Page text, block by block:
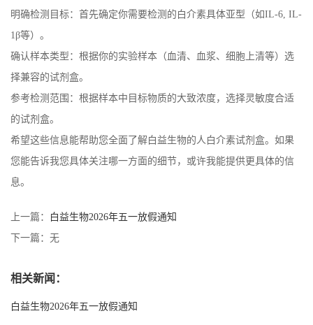
明确检测目标：首先确定你需要检测的白介素具体亚型（如IL-6, IL-
1β等）。
确认样本类型：根据你的实验样本（血清、血浆、细胞上清等）选
择兼容的试剂盒。
参考检测范围：根据样本中目标物质的大致浓度，选择灵敏度合适
的试剂盒。
希望这些信息能帮助您全面了解白益生物的人白介素试剂盒。如果
您能告诉我您具体关注哪一方面的细节，或许我能提供更具体的信
息。
上一篇：
白益生物2026年五一放假通知
下一篇：无
相关新闻：
白益生物2026年五一放假通知